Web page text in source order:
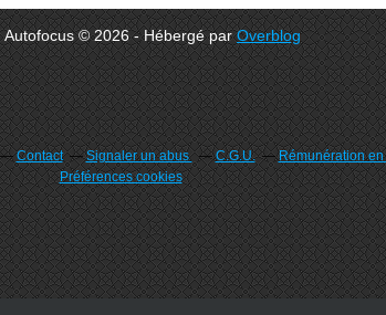
Autofocus © 2026 - Hébergé parOverblog
Contact Signaler un abus C.G.U. Rémunération
Préférences cookies